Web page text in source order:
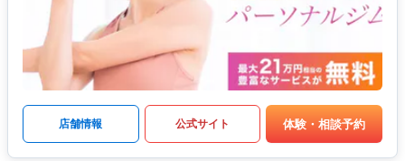
店舗情報 公式サイト 体験・相談予約